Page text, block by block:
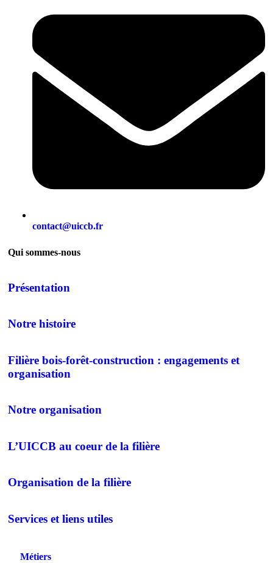
contact@uiccb.fr
Qui sommes-nous
Présentation
Notre histoire
Filière bois-forêt-construction : engagements et
organisation
Notre organisation
L’UICCB au coeur de la filière
Organisation de la filière
Services et liens utiles
Métiers